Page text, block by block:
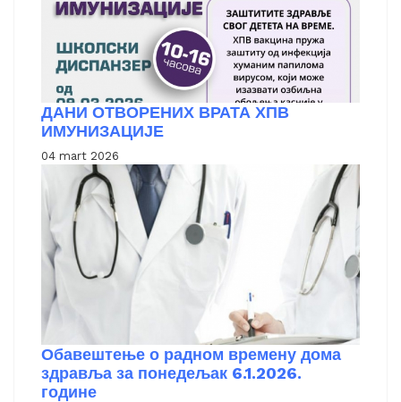
ДАНИ ОТВОРЕНИХ ВРАТА ХПВ
ИМУНИЗАЦИЈЕ
04 mart 2026
Обавештење о радном времену дома
здравља за понедељак 6.1.2026.
године